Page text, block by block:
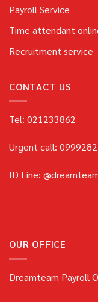
Payroll Service
Time attendant
Recruitment service
CONTACT US
Tel: 021233862
Urgent call:
ID Line:
OUR OFFICE
Dreamteam Payroll